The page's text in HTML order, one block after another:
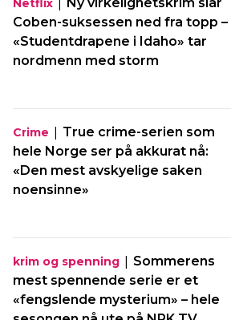
Netflix
Coben-suksessen ned fra topp –
«Studentdrapene i Idaho» tar
nordmenn med storm
Crime | True crime-serien som
hele Norge ser på akkurat nå:
«Den mest avskyelige saken
noensinne»
krim og spenning | Sommerens
mest spennende serie er et
«fengslende mysterium» – hele